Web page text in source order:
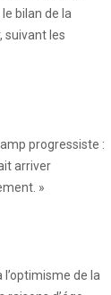
bilan de la
suivant les
progressiste :
arriver
»
de la